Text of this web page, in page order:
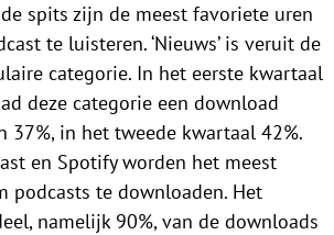
spits zijn de meest favoriete uren
te luisteren. ‘Nieuws’ is veruit de
categorie. In het eerste kwartaal
deze categorie een download
37%, in het tweede kwartaal 42%.
en Spotify worden het meest
podcasts te downloaden. Het
namelijk 90%, van de downloads